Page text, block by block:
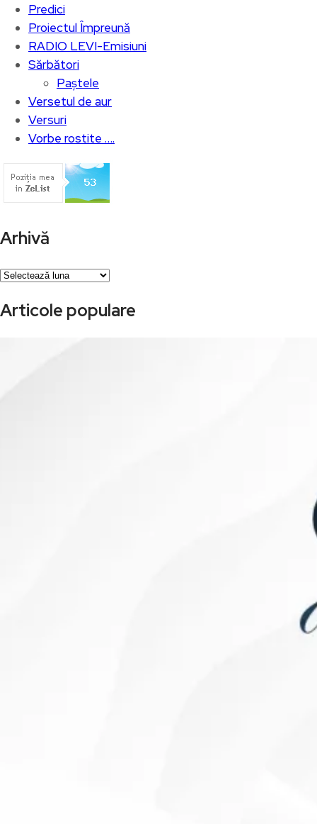
Predici
Proiectul Împreună
RADIO LEVI-Emisiuni
Sărbători
Paștele
Versetul de aur
Versuri
Vorbe rostite ….
Arhivă
Arhivă
Articole populare